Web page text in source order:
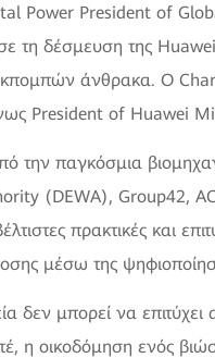
Power President of
τη δέσμευση της
άνθρακα. Ο
President of Huawei
την παγκόσμια
(DEWA), Group42,
πρακτικές και
μέσω της
δεν μπορεί να
η οικοδόμηση ενός